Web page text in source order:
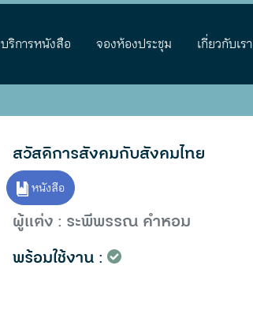
บริการหนังสือ จองห้องประชุม เกี่ยวกับเรา
สวัสดิการสังคมกับสังคมไทย
หนังสือ
ผู้แต่ง : ระพีพรรณ คำหอม
พร้อมใช้งาน :